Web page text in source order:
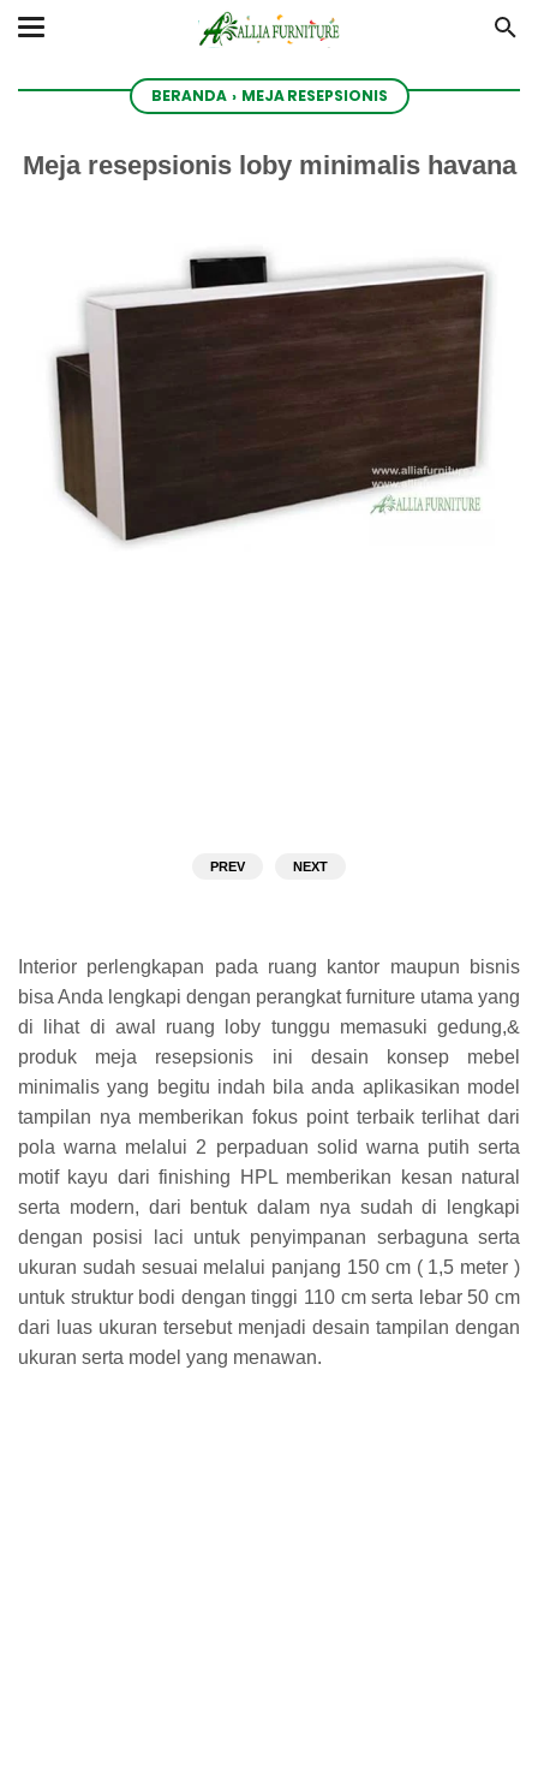
BERANDA › MEJA RESEPSIONIS
Meja resepsionis loby minimalis havana
PREV NEXT
Interior perlengkapan pada ruang kantor maupun bisnis
bisa Anda lengkapi dengan perangkat furniture utama yang
di lihat di awal ruang loby tunggu memasuki gedung,&
produk meja resepsionis ini desain konsep mebel
minimalis yang begitu indah bila anda aplikasikan model
tampilan nya memberikan fokus point terbaik terlihat dari
pola warna melalui 2 perpaduan solid warna putih serta
motif kayu dari finishing HPL memberikan kesan natural
serta modern, dari bentuk dalam nya sudah di lengkapi
dengan posisi laci untuk penyimpanan serbaguna serta
ukuran sudah sesuai melalui panjang 150 cm ( 1,5 meter )
untuk struktur bodi dengan tinggi 110 cm serta lebar 50 cm
dari luas ukuran tersebut menjadi desain tampilan dengan
ukuran serta model yang menawan.